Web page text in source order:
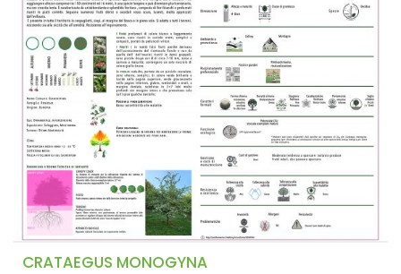
CRATAEGUS MONOGYNA